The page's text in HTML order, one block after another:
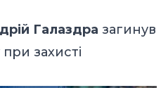
Галаздра загинув
захисті